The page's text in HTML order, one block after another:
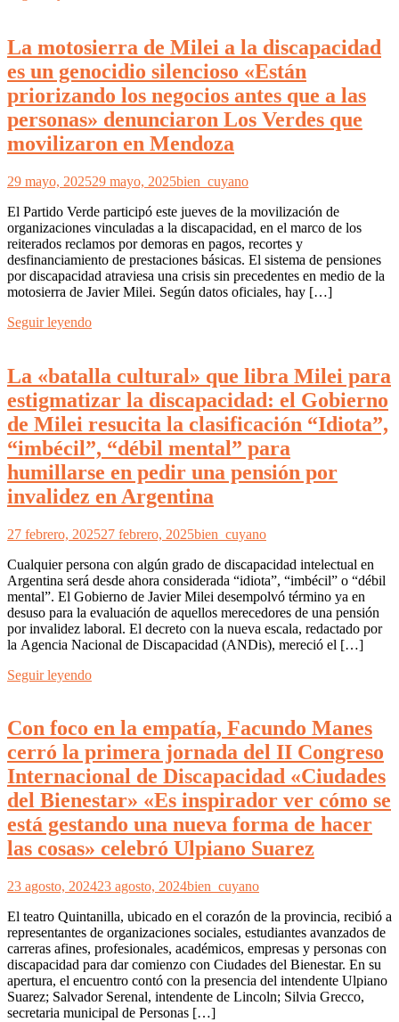
La motosierra de Milei a la discapacidad
es un genocidio silencioso «Están
priorizando los negocios antes que a las
personas» denunciaron Los Verdes que
movilizaron en Mendoza
29 mayo, 202529 mayo, 2025bien_cuyano
El Partido Verde participó este jueves de la movilización de
organizaciones vinculadas a la discapacidad, en el marco de los
reiterados reclamos por demoras en pagos, recortes y
desfinanciamiento de prestaciones básicas. El sistema de pensiones
por discapacidad atraviesa una crisis sin precedentes en medio de la
motosierra de Javier Milei. Según datos oficiales, hay […]
Seguir leyendo
La «batalla cultural» que libra Milei para
estigmatizar la discapacidad: el Gobierno
de Milei resucita la clasificación “Idiota”,
“imbécil”, “débil mental” para
humillarse en pedir una pensión por
invalidez en Argentina
27 febrero, 202527 febrero, 2025bien_cuyano
Cualquier persona con algún grado de discapacidad intelectual en
Argentina será desde ahora considerada “idiota”, “imbécil” o “débil
mental”. El Gobierno de Javier Milei desempolvó término ya en
desuso para la evaluación de aquellos merecedores de una pensión
por invalidez laboral. El decreto con la nueva escala, redactado por
la Agencia Nacional de Discapacidad (ANDis), mereció el […]
Seguir leyendo
Con foco en la empatía, Facundo Manes
cerró la primera jornada del II Congreso
Internacional de Discapacidad «Ciudades
del Bienestar» «Es inspirador ver cómo se
está gestando una nueva forma de hacer
las cosas» celebró Ulpiano Suarez
23 agosto, 202423 agosto, 2024bien_cuyano
El teatro Quintanilla, ubicado en el corazón de la provincia, recibió a
representantes de organizaciones sociales, estudiantes avanzados de
carreras afines, profesionales, académicos, empresas y personas con
discapacidad para dar comienzo con Ciudades del Bienestar. En su
apertura, el encuentro contó con la presencia del intendente Ulpiano
Suarez; Salvador Serenal, intendente de Lincoln; Silvia Grecco,
secretaria municipal de Personas […]